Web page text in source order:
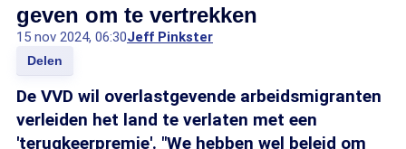
geven om te vertrekken
15 nov 2024, 06:30Jeff Pinkster
Delen
De VVD wil overlastgevende arbeidsmigranten
verleiden het land te verlaten met een
'terugkeerpremie'. "We hebben wel beleid om